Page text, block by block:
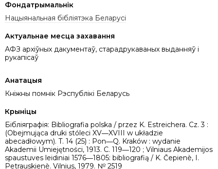
Фондатрымальнік
Нацыянальная бібліятэка Беларусі
Актуальнае месца захавання
АФЗ архіўных дакументаў, старадрукаваных выданняў і
рукапісаў
Анатацыя
Кніжны помнік Рэспублікі Беларусь
Крыніцы
Бібліяграфія: Bibliografia polska / przez K. Estreichera. Cz. 3 :
(Obejmująca druki stóleci XV―XVIII w układzie
abecadłowym). T. 14 (25) : Pon―Q. Kraków : wydanie
Akademii Umiejętności, 1913. C. 119―120 ; Vilniaus Akademijos
spaustuves leidiniai 1576―1805: bibliografią / K. Čepienè, I.
Petrauskienè. Vilnius, 1979. № 2519